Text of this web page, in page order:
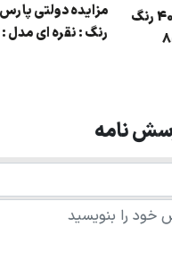
مزایده دولتی
رنگ : نقره ای مدل
مزایده فروش 405 رنگ
نامه